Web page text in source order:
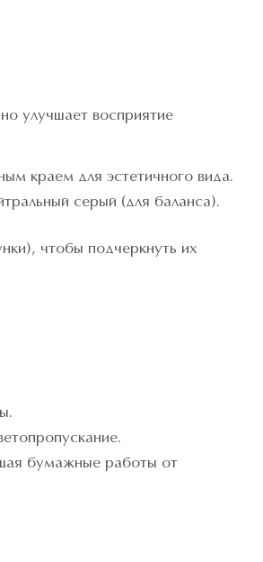
улучшает восприятие
краем для эстетичного вида.
серый (для баланса).
чтобы подчеркнуть их
бумажные работы от